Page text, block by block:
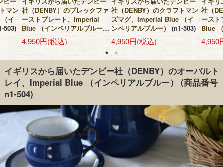
マン
イ
503)
社（DENBY）のブレックファ
ーストプレート、Imperial
Blue （インペリアルブルー）
(n1-505)
4,950円(税込)
社（DENBY）のクラフトマン
ズマグ、Imperial Blue （イ
ンペリアルブルー）
(n1-503)
4,950円(税込)
社（
ース
Blue
(n1-
4,950
イギリスから届いたデンビー社（DENBY）のオーバルト
レイ、Imperial Blue （インペリアルブルー）
(商品番号
n1-504)